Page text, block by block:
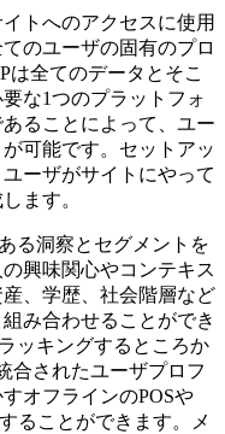
トへのアクセスに使用
のユーザの固有のプロ
は全てのデータとそこ
な1つのプラットフォ
ることによって、ユー
可能です。セットアッ
ーザがサイトにやって
ます。
る洞察とセグメントを
興味関心やコンテキス
、学歴、社会階層など
み合わせることができ
ッキングするところか
合されたユーザプロフ
オフラインのPOSや
ることができます。メ